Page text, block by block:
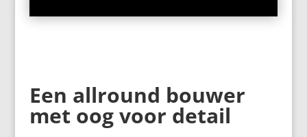
Een allround bouwer
met oog voor detail